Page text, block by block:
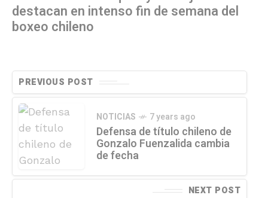
destacan en intenso fin de semana del
boxeo chileno
PREVIOUS POST
NOTICIAS 7 years ago
Defensa de título chileno de
Gonzalo Fuenzalida cambia
de fecha
NEXT POST